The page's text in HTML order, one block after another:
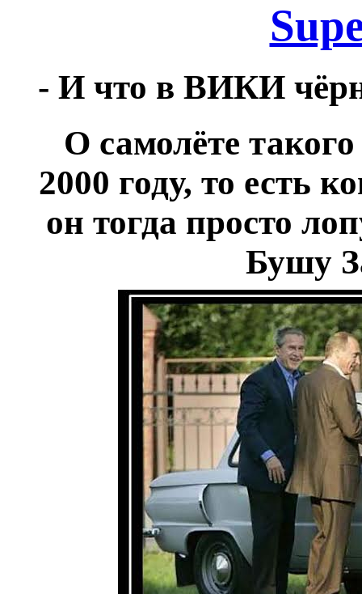
- И что в ВИКИ
О самолёте
2000 году, то есть
он тогда просто
Бушу